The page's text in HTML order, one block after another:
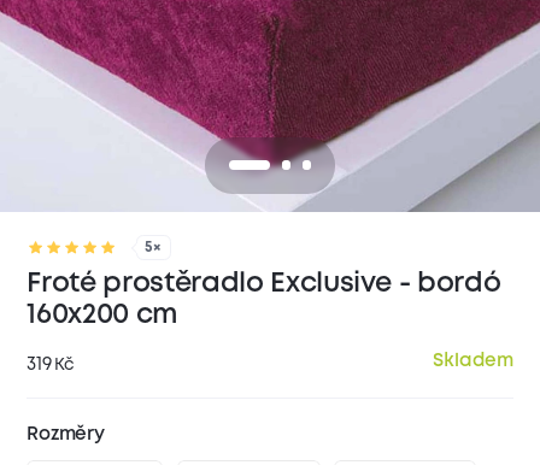
5×
Froté prostěradlo Exclusive - bordó
160x200 cm
319 Kč Skladem
Rozměry